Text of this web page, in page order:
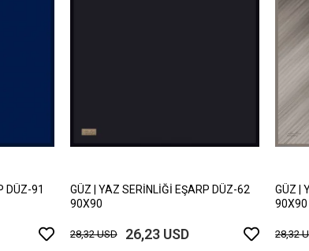
DÜZ-91
GÜZ | YAZ SERİNLİĞİ EŞARP DÜZ-62
90X90
28,32 USD 26,23 USD
GÜZ |
90X90
28,32